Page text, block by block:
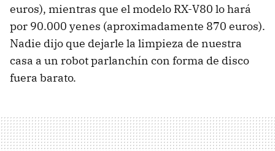
euros), mientras que el modelo RX-V80 lo hará
por 90.000 yenes (aproximadamente 870 euros).
Nadie dijo que dejarle la limpieza de nuestra
casa a un robot parlanchín con forma de disco
fuera barato.